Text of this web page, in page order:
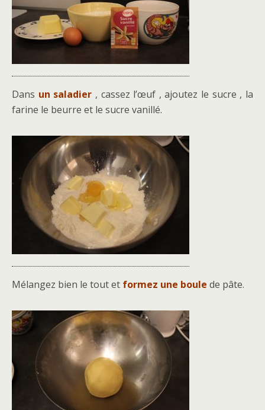
Dans un saladier , cassez l’œuf , ajoutez le sucre , la
farine le beurre et le sucre vanillé.
Mélangez bien le tout et formez une boule de pâte.